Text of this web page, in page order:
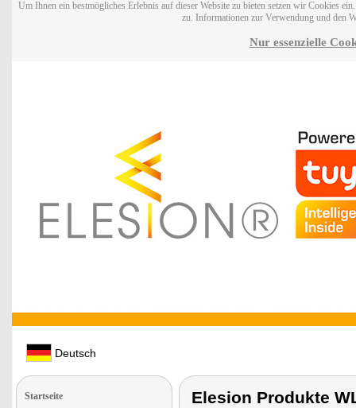
Um Ihnen ein bestmögliches Erlebnis auf dieser Website zu bieten setzen wir Cookies
zu. Informationen zur Verwendung und den
Nur essenzielle
Deutsch
Startseite Elesion Produkte